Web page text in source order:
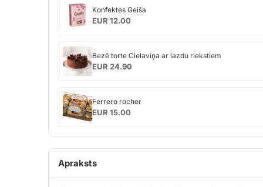
Konfektes
Geiša
Konfektes Geiša
EUR 12.00
Bezē
torte
Cielaviņa
lazdu
riekstiem
Bezē torte Cielaviņa ar lazdu riekstiem
EUR 24.90
Ferrero
rocher
Ferrero rocher
EUR 15.00
Apraksts